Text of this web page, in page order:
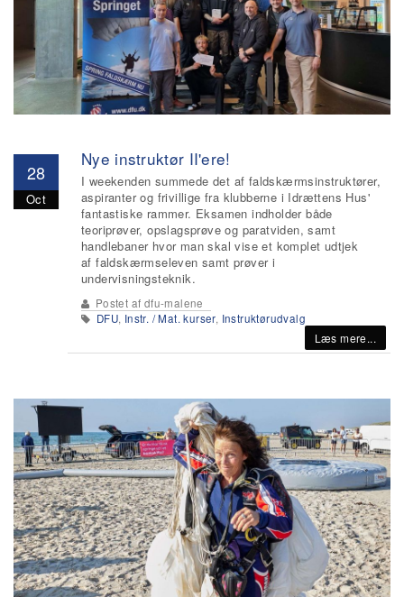
28
Oct
Nye instruktør II'ere!
I weekenden summede det af faldskærmsinstruktører,
aspiranter og frivillige fra klubberne i Idrættens Hus'
fantastiske rammer. Eksamen indholder både
teoriprøver, opslagsprøve og paratviden, samt
handlebaner hvor man skal vise et komplet udtjek
af faldskærmseleven samt prøver i
undervisningsteknik.
Postet af dfu-malene
DFU, Instr. / Mat. kurser, Instruktørudvalg
Læs mere...